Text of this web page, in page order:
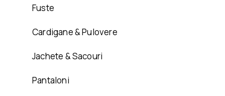
Fuste
Cardigane & Pulovere
Jachete & Sacouri
Pantaloni